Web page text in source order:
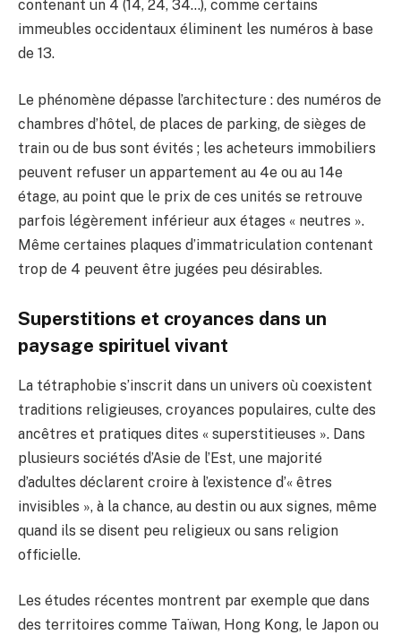
contenant un 4 (14, 24, 34…), comme certains
immeubles occidentaux éliminent les numéros à base
de 13.
Le phénomène dépasse l’architecture : des numéros de
chambres d’hôtel, de places de parking, de sièges de
train ou de bus sont évités ; les acheteurs immobiliers
peuvent refuser un appartement au 4e ou au 14e
étage, au point que le prix de ces unités se retrouve
parfois légèrement inférieur aux étages « neutres ».
Même certaines plaques d’immatriculation contenant
trop de 4 peuvent être jugées peu désirables.
Superstitions et croyances dans un
paysage spirituel vivant
La tétraphobie s’inscrit dans un univers où coexistent
traditions religieuses, croyances populaires, culte des
ancêtres et pratiques dites « superstitieuses ». Dans
plusieurs sociétés d’Asie de l’Est, une majorité
d’adultes déclarent croire à l’existence d’« êtres
invisibles », à la chance, au destin ou aux signes, même
quand ils se disent peu religieux ou sans religion
officielle.
Les études récentes montrent par exemple que dans
des territoires comme Taïwan, Hong Kong, le Japon ou